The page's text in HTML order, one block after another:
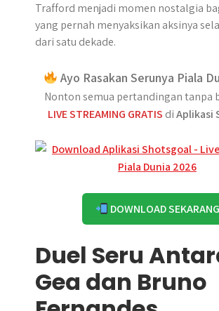
Trafford menjadi momen nostalgia
yang pernah menyaksikan aksinya
dari satu dekade.
Ayo Rasakan Serunya Piala
Nonton semua pertandingan tanpa
LIVE STREAMING GRATIS diAplikasi
DOWNLOAD SEKARANG
Duel Seru
Gea dan Bruno